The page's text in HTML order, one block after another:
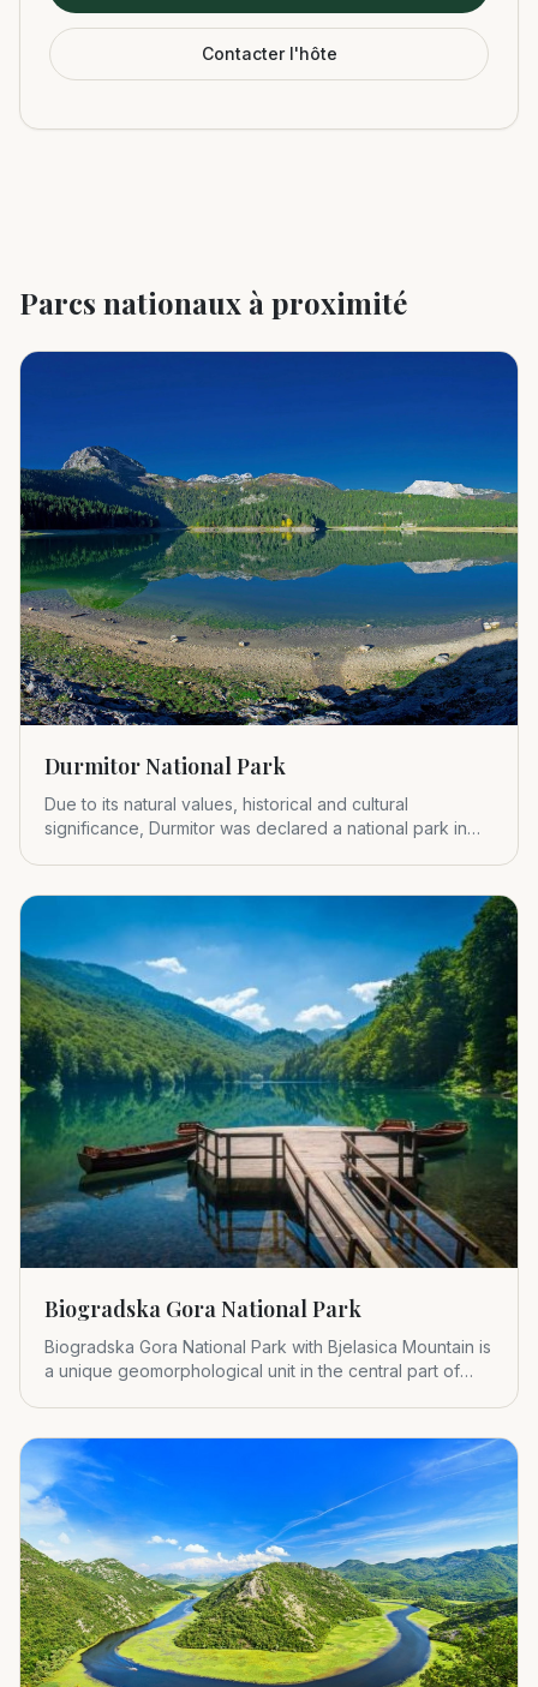
Contacter l'hôte
Parcs nationaux à proximité
Durmitor National Park
Due to its natural values, historical and cultural
significance, Durmitor was declared a national park in
Biogradska Gora National Park
Biogradska Gora National Park with Bjelasica Mountain is
a unique geomorphological unit in the central part of